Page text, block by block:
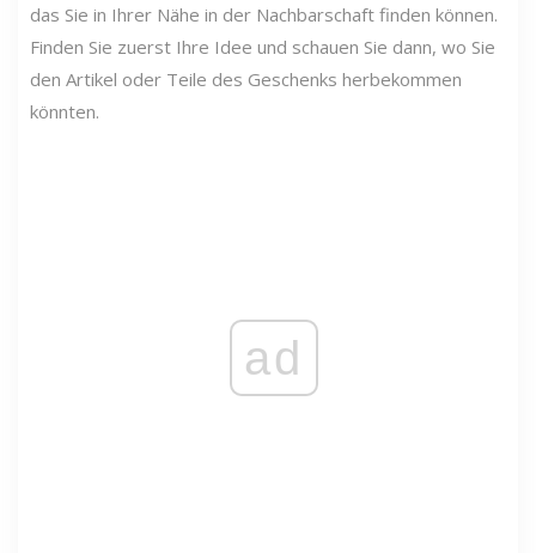
das Sie in Ihrer Nähe in der Nachbarschaft finden können.
Finden Sie zuerst Ihre Idee und schauen Sie dann, wo Sie
den Artikel oder Teile des Geschenks herbekommen
könnten.
ad